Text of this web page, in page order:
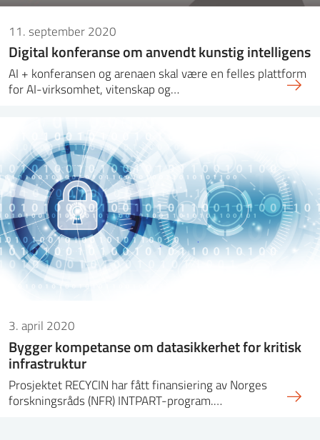
11. september 2020
Digital konferanse om anvendt kunstig intelligens
AI + konferansen og arenaen skal være en felles plattform
for AI-virksomhet, vitenskap og…
3. april 2020
Bygger kompetanse om datasikkerhet for kritisk
infrastruktur
Prosjektet RECYCIN har fått finansiering av Norges
forskningsråds (NFR) INTPART-program.…